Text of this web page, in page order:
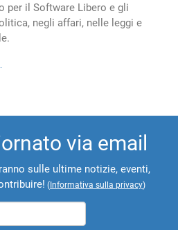
per il Software Libero e gli
negli affari, nelle leggi e
via email
sulle ultime notizie, eventi,
( Informativa sulla privacy)